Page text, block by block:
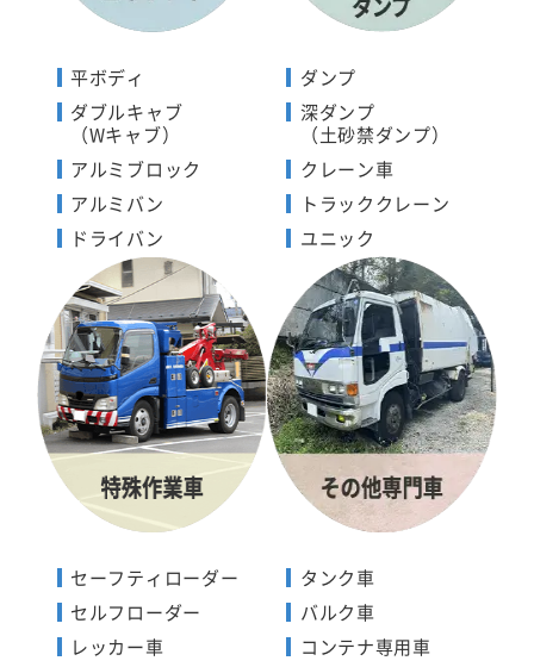
平ボディ
ダブルキャブ
（Wキャブ）
アルミブロック
アルミバン
ドライバン
ダンプ
深ダンプ
（土砂禁ダンプ）
クレーン車
トラッククレーン
ユニック
セーフティローダー
セルフローダー
レッカー車
タンク車
バルク車
コンテナ専用車